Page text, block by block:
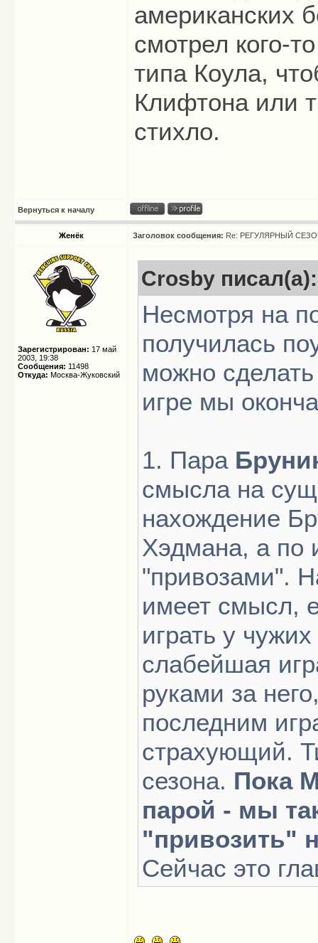
американских
смотрел кого-
типа Коула,
Клифтона или
стихло.
Вернуться к началу
Женёк Заголовок сообщения: Re: РЕГУЛЯРНЫЙ
Зарегистрирован: 17 май
2003, 19:38
Сообщения: 11498
Откуда: Москва-Жуковский
Crosby писал(а):
Несмотря на
получилась
можно
игре мы
1. Пара
смысла на
нахождение
Хэдмана, а по
"привозами".
имеет смысл,
играть у
слабейшая
руками за
последним
страхующий.
сезона. Пока
парой - мы
"привозить"
Сейчас это